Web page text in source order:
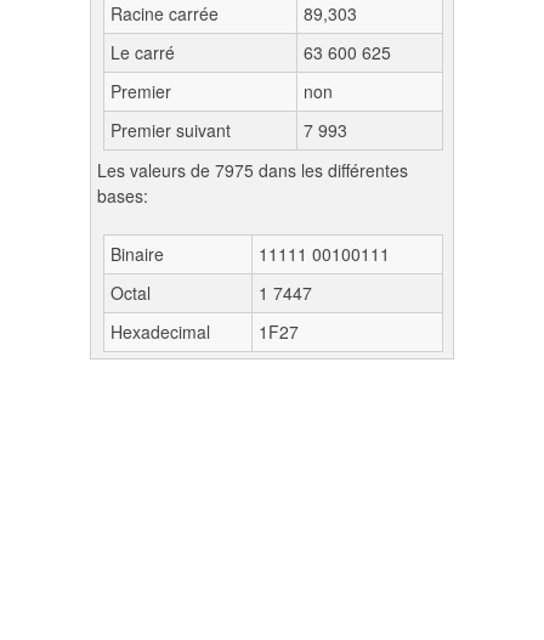
Racine carrée
89,303
Le carré
63 600 625
Premier
non
Premier suivant
7 993
Les valeurs de 7975 dans les différentes
bases:
Binaire
11111 00100111
Octal
1 7447
Hexadecimal
1F27